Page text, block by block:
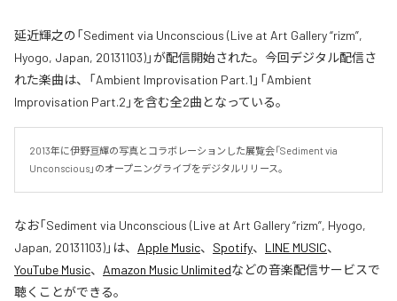
延近輝之の「Sediment via Unconscious (Live at Art Gallery “rizm”,
Hyogo, Japan, 20131103)」が配信開始された。今回デジタル配信さ
れた楽曲は、「Ambient Improvisation Part.1」「Ambient
Improvisation Part.2」を含む全2曲となっている。
2013年に伊野亘輝の写真とコラボレーションした展覧会「Sediment via
Unconscious」のオープニングライブをデジタルリリース。
なお「Sediment via Unconscious (Live at Art Gallery “rizm”, Hyogo,
Japan, 20131103)」は、 Apple Music、 Spotify、 LINE MUSIC、
YouTube Music、 Amazon Music Unlimitedなどの音楽配信サービスで
聴くことができる。